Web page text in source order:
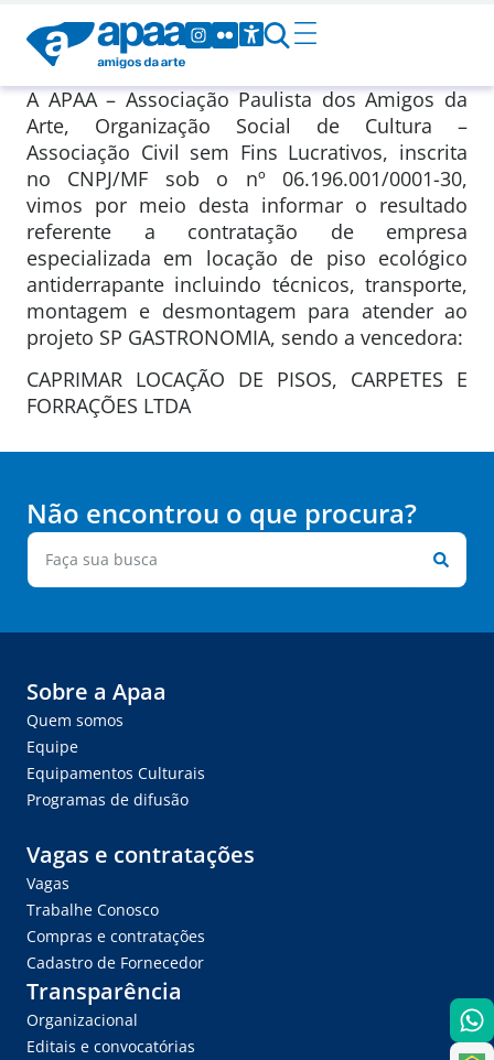
A APAA – Associação Paulista dos Amigos da
Arte, Organização Social de Cultura –
Associação Civil sem Fins Lucrativos, inscrita
no CNPJ/MF sob o nº 06.196.001/0001-30,
vimos por meio desta informar o resultado
referente a contratação de empresa
especializada em locação de piso ecológico
antiderrapante incluindo técnicos, transporte,
montagem e desmontagem para atender ao
projeto SP GASTRONOMIA, sendo a vencedora:
CAPRIMAR LOCAÇÃO DE PISOS, CARPETES E
FORRAÇÕES LTDA
Não encontrou o que procura?
Sobre a Apaa
Quem somos
Equipe
Equipamentos Culturais
Programas de difusão
Vagas e contratações
Vagas
Trabalhe Conosco
Compras e contratações
Cadastro de Fornecedor
Transparência
Organizacional
Editais e convocatórias